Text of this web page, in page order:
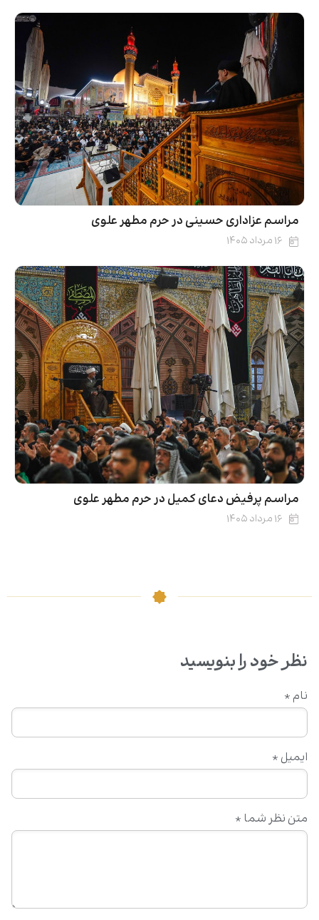
مراسم عزاداری حسینی در حرم مطهر علوی
۱۶ مرداد ۱۴۰۵
مراسم پرفیض دعای کمیل در حرم مطهر علوی
۱۶ مرداد ۱۴۰۵
نظر خود را بنویسید
متن نظر شما *
نام *
ایمیل *